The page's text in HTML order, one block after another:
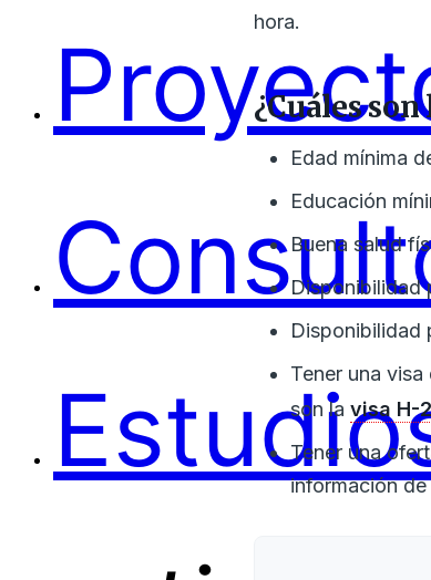
hora.
¿Cuáles
Edad mínima
Educación
Buena salud
Disponibilidad
Disponibilidad
Tener una
son la visa H-
Tener una
información